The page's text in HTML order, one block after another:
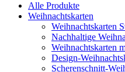
Alle Produkte
Weihnachtskarten
Weihnachtskarten
Nachhaltige
Weihnachtskarten
Design-
Scherenschnitt-